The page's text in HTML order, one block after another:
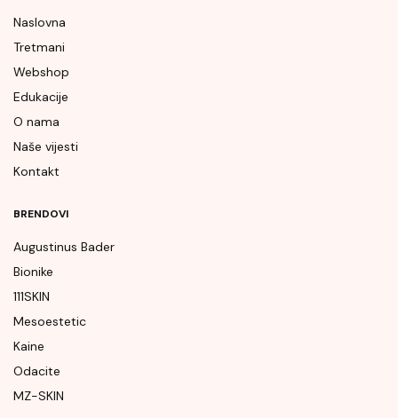
Naslovna
Tretmani
Webshop
Edukacije
O nama
Naše vijesti
Kontakt
BRENDOVI
Augustinus Bader
Bionike
111SKIN
Mesoestetic
Kaine
Odacite
MZ-SKIN